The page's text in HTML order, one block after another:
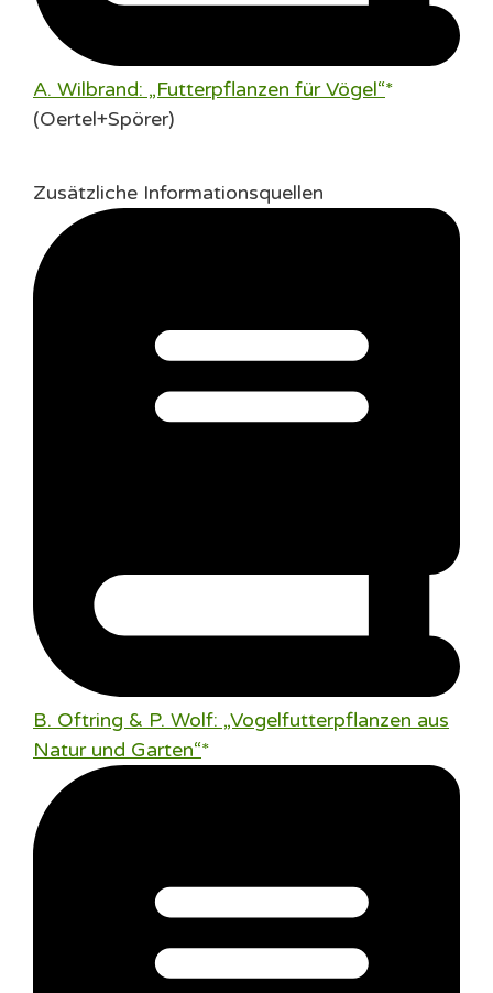
A. Wilbrand: „Futterpflanzen für Vögel“
(Oertel+Spörer)
Zusätzliche Informationsquellen
B. Oftring & P. Wolf: „Vogelfutterpflanzen aus
Natur und Garten“